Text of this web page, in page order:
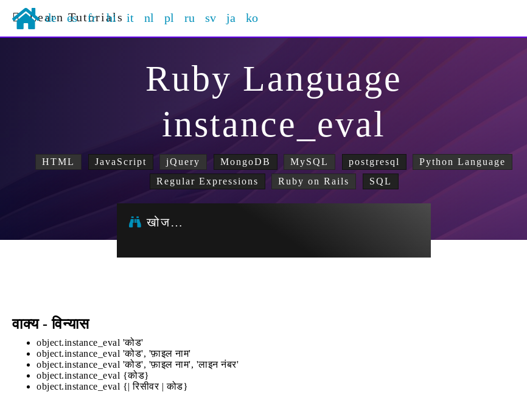
Learn Tutorials
de es fr hi it nl pl ru sv ja ko
Ruby Language
instance_eval
HTML JavaScript jQuery MongoDB MySQL postgresql
Python Language
Regular Expressions
Ruby on Rails SQL
खोज…
वाक्य - विन्यास
object.instance_eval 'कोड'
object.instance_eval 'कोड', 'फ़ाइल नाम'
object.instance_eval 'कोड', 'फ़ाइल नाम', 'लाइन नंबर'
object.instance_eval {कोड}
object.instance_eval {| रिसीवर | कोड}